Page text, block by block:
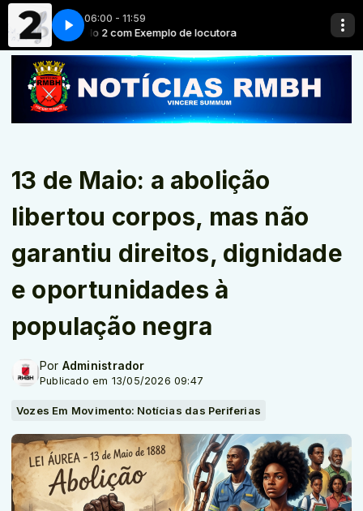
06:00 - 11:59
Exemplo 2 com Exemplo de locutora Exemplo 2
13 de Maio: a abolição
libertou corpos, mas não
garantiu direitos, dignidade
e oportunidades à
população negra
Por Administrador
Publicado em 13/05/2026 09:47
Vozes Em Movimento: Notícias das Periferias